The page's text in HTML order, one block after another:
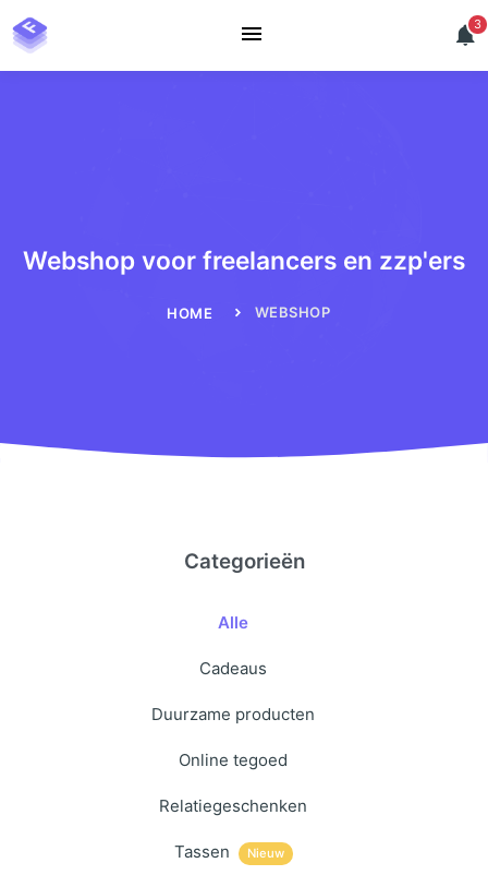
3
Webshop voor freelancers en zzp'ers
HOME WEBSHOP
Categorieën
Alle
Cadeaus
Duurzame producten
Online tegoed
Relatiegeschenken
Tassen Nieuw